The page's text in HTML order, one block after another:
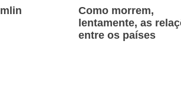
Como morrem,
lentamente, as
entre os países